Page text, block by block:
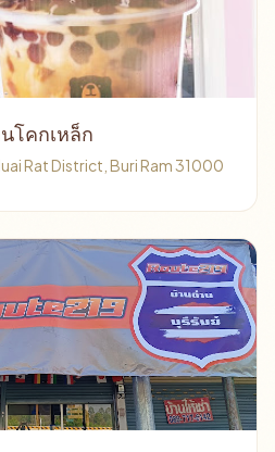
โคกเหล็ก
Rat District, Buri Ram 31000